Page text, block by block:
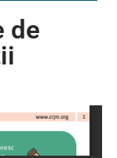
de